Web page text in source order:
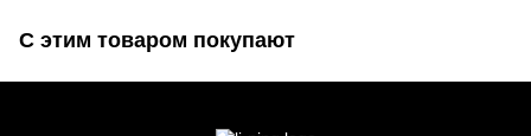
С этим товаром покупают